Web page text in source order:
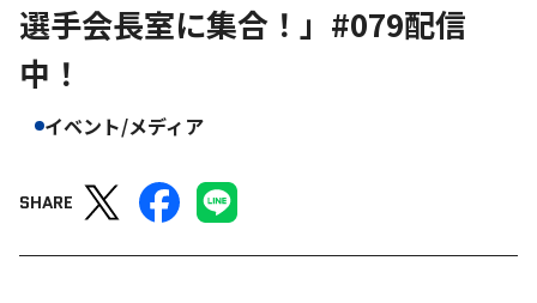
選手会長室に集合！」#079配信
中！
イベント/メディア
SHARE